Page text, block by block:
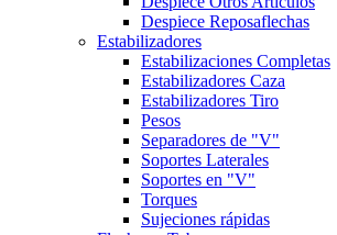
Despiece Reposaflechas
Estabilizadores
Estabilizaciones Completas
Estabilizadores Caza
Estabilizadores Tiro
Pesos
Separadores de "V"
Soportes Laterales
Soportes en "V"
Torques
Sujeciones rápidas